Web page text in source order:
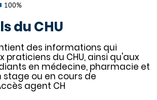
100%
du CHU
des informations qui
praticiens du CHU, ainsi qu'aux
en médecine, pharmacie et
ou en cours de
agent CH